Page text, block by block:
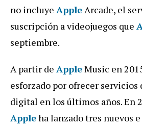
no incluye AppleArcade, el
suscripción a videojuegos que
septiembre.
A partir de AppleMusic en
esforzado por ofrecer servicios
digital en los últimos años. En
Appleha lanzado tres nuevos